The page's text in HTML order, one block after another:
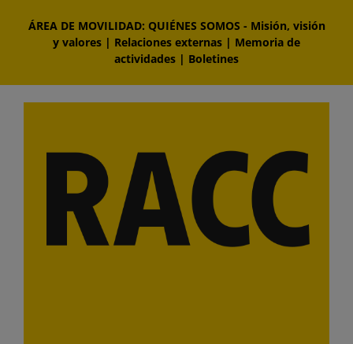
contenido
ÁREA DE MOVILIDAD: QUIÉNES SOMOS - Misión, visión
y valores | Relaciones externas | Memoria de
actividades | Boletines